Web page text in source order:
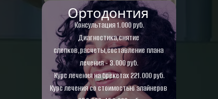
Ортодонтия
Консультация 1.000 руб.
Диагностика,снятие
слепков,расчеты,составление плана
лечения - 3.000 руб.
Курс лечения на брекетах 221.000 руб.
Курс лечения со стоимостью элайнеров